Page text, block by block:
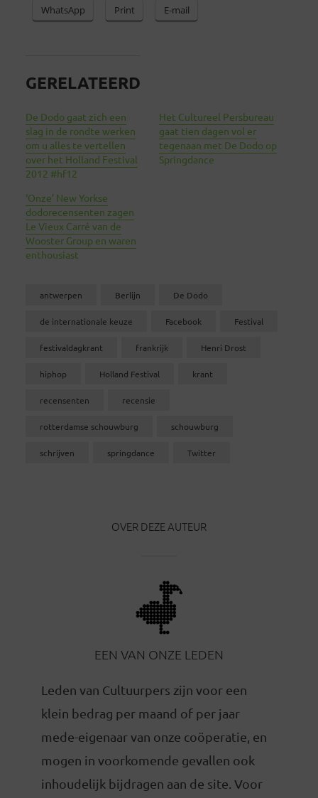
WhatsApp Print E-mail
GERELATEERD
De Dodo gaat zich een
slag in de rondte werken
om u alles te vertellen
over het Holland Festival
2012 #hf12
Het Cultureel Persbureau
gaat tien dagen vol er
tegenaan met De Dodo op
Springdance
‘Onze’ New Yorkse
dodorecensenten zagen
Le Vieux Carré van de
Wooster Group en waren
enthousiast
antwerpen Berlijn De Dodo
de internationale keuze Facebook Festival
festivaldagkrant frankrijk Henri Drost
hiphop Holland Festival krant
recensenten recensie
rotterdamse schouwburg schouwburg
schrijven springdance Twitter
OVER DEZE AUTEUR
EEN VAN ONZE LEDEN
Leden van Cultuurpers zijn voor een
klein bedrag per maand of per jaar
mede-eigenaar van onze coöperatie, en
mogen in voorkomende gevallen ook
inhoudelijk bijdragen aan de site. Voor